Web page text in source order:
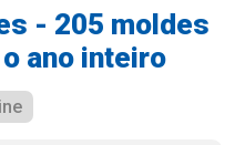
- 205 moldes
ano inteiro